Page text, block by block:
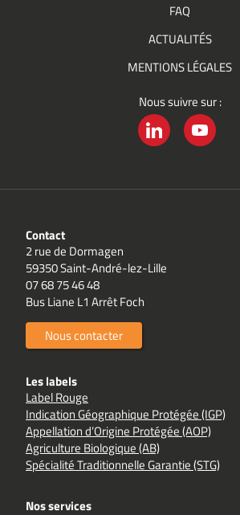
FAQ
ACTUALITÉS
MENTIONS LÉGALES
Nous suivre sur :
Contact
2 rue de Dormagen
59350 Saint-André-lez-Lille
07 68 75 46 48
Bus Liane L1 Arrêt Foch
Nous contacter
Les labels
Label Rouge
Indication Géographique Protégée (IGP)
Appellation d’Origine Protégée (AOP)
Agriculture Biologique (AB)
Spécialité Traditionnelle Garantie (STG)
Nos services